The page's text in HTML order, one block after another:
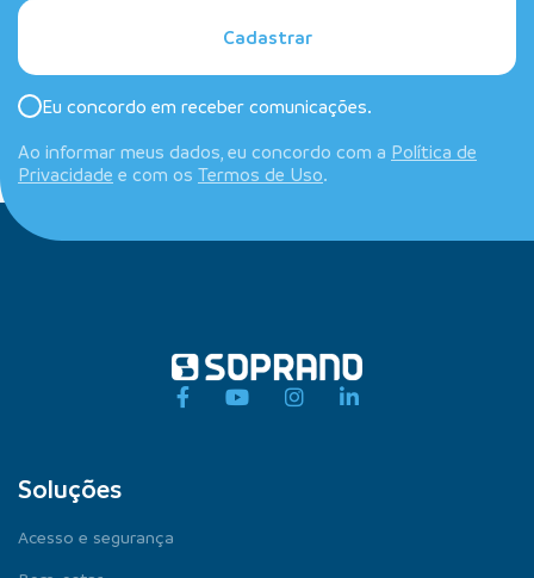
Cadastrar
Eu concordo em receber comunicações.
Ao informar meus dados, eu concordo com a Política de
Privacidade e com os Termos de Uso.
Soluções
Acesso e segurança